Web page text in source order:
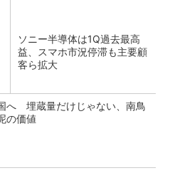
ソニー半導体は1Q過去最高
益、スマホ市況停滞も主要顧
客ら拡大
へ 埋蔵量だけじゃない、南鳥
の価値